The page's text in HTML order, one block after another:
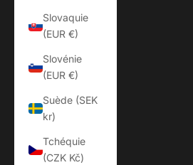
Slovaquie
(EUR €)
Slovénie
(EUR €)
Suède (SEK
kr)
Tchéquie
(CZK Kč)